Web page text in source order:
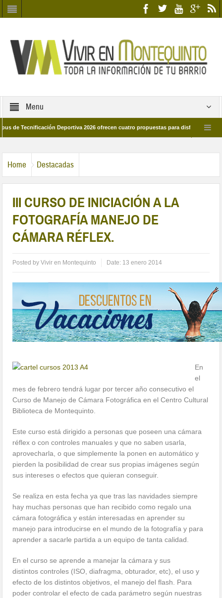
Menu
Deportiva 2026 ofrecen cuatro propuestas para disfrutar del deporte
Home Destacadas
III CURSO DE INICIACIÓN A LA
FOTOGRAFÍA MANEJO DE
CÁMARA RÉFLEX.
Posted byVivir en Montequinto Date: 13 enero 2014
En
el
mes de febrero tendrá lugar por tercer año consecutivo el
Curso de Manejo de Cámara Fotográfica en el Centro Cultural
Biblioteca de Montequinto.
Este curso está dirigido a personas que poseen una cámara
réflex o con controles manuales y que no saben usarla,
aprovecharla, o que simplemente la ponen en automático y
pierden la posibilidad de crear sus propias imágenes según
sus intereses o efectos que quieran conseguir.
Se realiza en esta fecha ya que tras las navidades siempre
hay muchas personas que han recibido como regalo una
cámara fotográfica y están interesadas en aprender su
manejo para introducirse en el mundo de la fotografía y para
aprender a sacarle partida a un equipo de tanta calidad.
En el curso se aprende a manejar la cámara y sus
distintos controles (ISO, diafragma, obturador, etc), el uso y
efecto de los distintos objetivos, el manejo del flash. Para
poder controlar el efecto de cada parámetro según nuestras